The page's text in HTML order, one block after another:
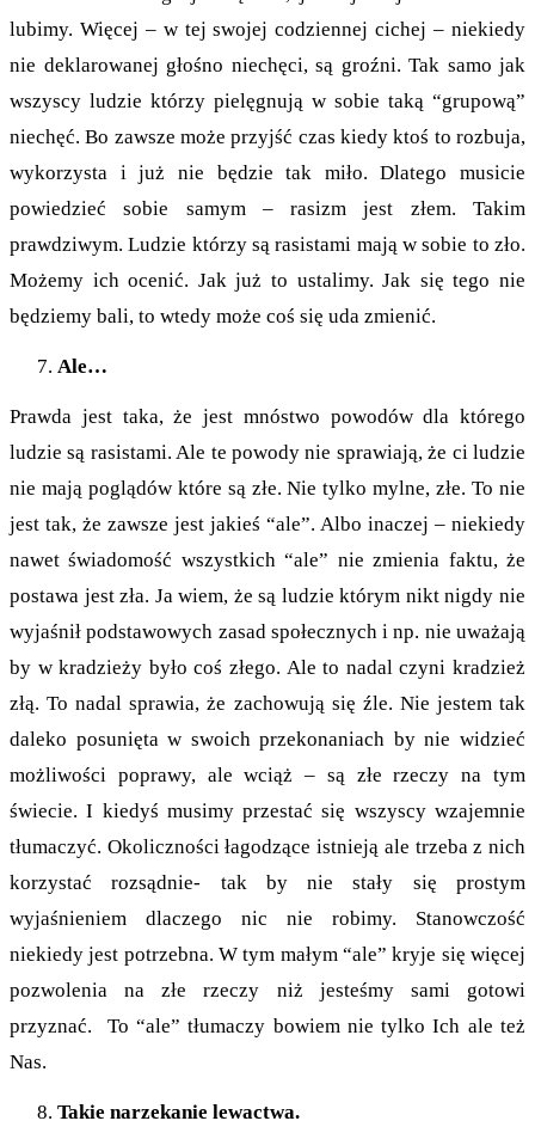
lubimy. Więcej – w tej swojej codziennej cichej – niekiedy
nie deklarowanej głośno niechęci, są groźni. Tak samo jak
wszyscy ludzie którzy pielęgnują w sobie taką “grupową”
niechęć. Bo zawsze może przyjść czas kiedy ktoś to rozbuja,
wykorzysta i już nie będzie tak miło. Dlatego musicie
powiedzieć sobie samym – rasizm jest złem. Takim
prawdziwym. Ludzie którzy są rasistami mają w sobie to zło.
Możemy ich ocenić. Jak już to ustalimy. Jak się tego nie
będziemy bali, to wtedy może coś się uda zmienić.
Ale…
Prawda jest taka, że jest mnóstwo powodów dla którego
ludzie są rasistami. Ale te powody nie sprawiają, że ci ludzie
nie mają poglądów które są złe. Nie tylko mylne, złe. To nie
jest tak, że zawsze jest jakieś “ale”. Albo inaczej – niekiedy
nawet świadomość wszystkich “ale” nie zmienia faktu, że
postawa jest zła. Ja wiem, że są ludzie którym nikt nigdy nie
wyjaśnił podstawowych zasad społecznych i np. nie uważają
by w kradzieży było coś złego. Ale to nadal czyni kradzież
złą. To nadal sprawia, że zachowują się źle. Nie jestem tak
daleko posunięta w swoich przekonaniach by nie widzieć
możliwości poprawy, ale wciąż – są złe rzeczy na tym
świecie. I kiedyś musimy przestać się wszyscy wzajemnie
tłumaczyć. Okoliczności łagodzące istnieją ale trzeba z nich
korzystać rozsądnie- tak by nie stały się prostym
wyjaśnieniem dlaczego nic nie robimy. Stanowczość
niekiedy jest potrzebna. W tym małym “ale” kryje się więcej
pozwolenia na złe rzeczy niż jesteśmy sami gotowi
przyznać. To “ale” tłumaczy bowiem nie tylko Ich ale też
Nas.
Takie narzekanie lewactwa.